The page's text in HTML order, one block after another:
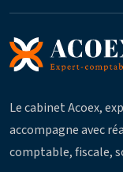
Le cabinet Acoex,
accompagne avec
comptable, fiscale,